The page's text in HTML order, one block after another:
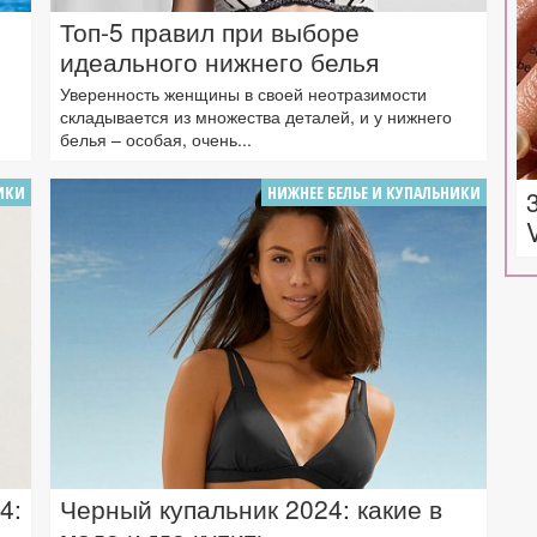
Топ-5 правил при выборе
идеального нижнего белья
Уверенность женщины в своей неотразимости
складывается из множества деталей, и у нижнего
белья – особая, очень...
НИЖНЕЕ БЕЛЬЕ И КУПАЛЬНИКИ
Черный купальник 2024: какие в